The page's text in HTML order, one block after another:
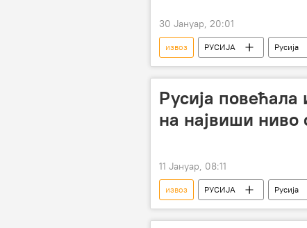
30 Јануар, 20:01
извоз РУСИЈА Русија
Владимир Путин
војна
Русија
на највиши ниво
11 Јануар, 08:11
извоз РУСИЈА Русија